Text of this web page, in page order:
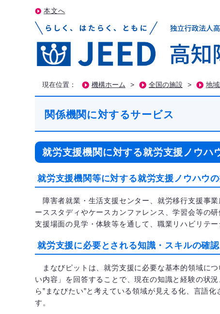
本文へ
現在位置： 機構ホーム > 全国の施設 > 地
関係機関に対するサービス
就労支援機関に対する就労支援ノウハ
就労支援機関等に対する就労支援ノウハウ
障害者就業・生活支援センター、就労移行支援事
ーススタディやケースカンファレンス、学習会等の
支援場面の見学・体験等を通して、職業リハビリテ
就労支援に必要とされる知識・スキルの確認
まなびピットは、就労支援に必要な基本的領域に
い内容」を回答することで、現在の知識と経験の状
ら”まなびたい”と考えている領域が見える化、言語
す。